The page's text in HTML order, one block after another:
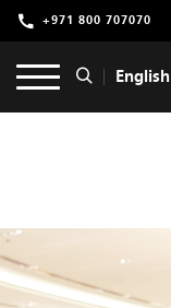
+971 800 707070
English